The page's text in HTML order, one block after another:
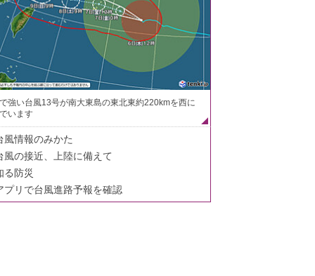
強い台風13号が南大東島の東北東約220kmを西に
います
風情報のみかた
風の接近、上陸に備えて
る防災
プリで台風進路予報を確認